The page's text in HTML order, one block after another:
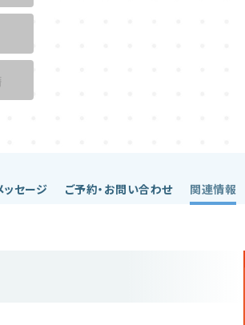
セージ ご予約・お問い合わせ 関連情報